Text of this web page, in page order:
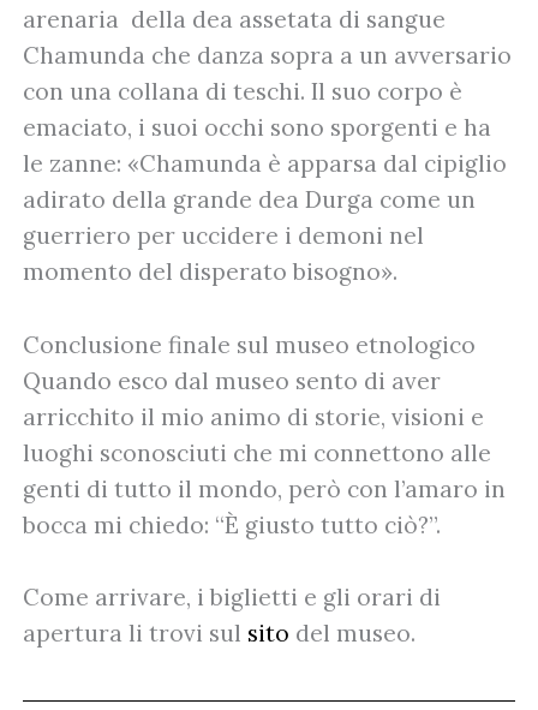
arenaria della dea assetata di sangue
Chamunda che danza sopra a un avversario
con una collana di teschi. Il suo corpo è
emaciato, i suoi occhi sono sporgenti e ha
le zanne: «Chamunda è apparsa dal cipiglio
adirato della grande dea Durga come un
guerriero per uccidere i demoni nel
momento del disperato bisogno».
Conclusione finale sul museo etnologico
Quando esco dal museo sento di aver
arricchito il mio animo di storie, visioni e
luoghi sconosciuti che mi connettono alle
genti di tutto il mondo, però con l’amaro in
bocca mi chiedo: “È giusto tutto ciò?”.
Come arrivare, i biglietti e gli orari di
apertura li trovi sul sito del museo.